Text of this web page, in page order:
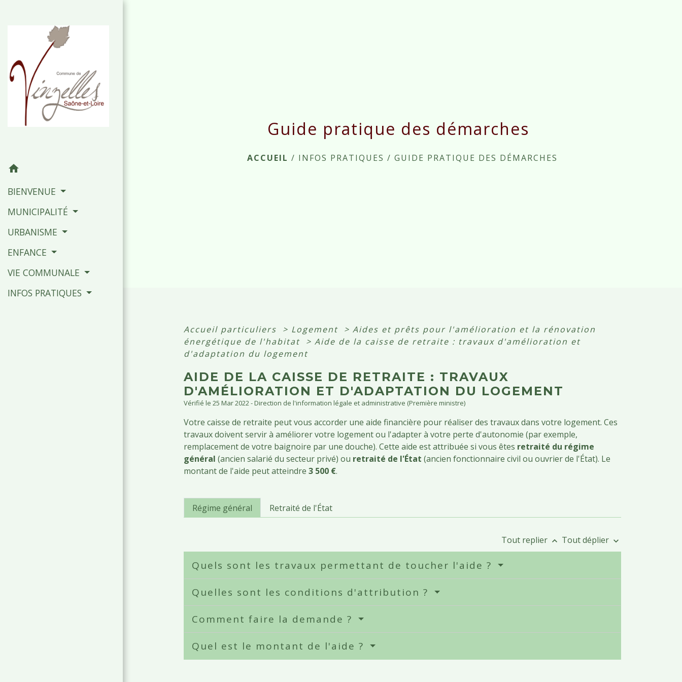
home
BIENVENUE
MUNICIPALITÉ
URBANISME
ENFANCE
VIE COMMUNALE
INFOS PRATIQUES
Guide pratique des démarches
ACCUEIL / INFOS PRATIQUES / GUIDE PRATIQUE DES DÉMARCHES
Accueil particuliers > Logement > Aides et prêts pour l'amélioration et la rénovation
énergétique de l'habitat > Aide de la caisse de retraite : travaux d'amélioration et
d'adaptation du logement
AIDE DE LA CAISSE DE RETRAITE : TRAVAUX
D'AMÉLIORATION ET D'ADAPTATION DU LOGEMENT
Vérifié le 25 Mar 2022 - Direction de l'information légale et administrative (Première ministre)
Votre caisse de retraite peut vous accorder une aide financière pour réaliser des travaux dans votre logement. Ces
travaux doivent servir à améliorer votre logement ou l'adapter à votre perte d'autonomie (par exemple,
remplacement de votre baignoire par une douche). Cette aide est attribuée si vous êtes retraité du régime
général (ancien salarié du secteur privé) ou retraité de l'État (ancien fonctionnaire civil ou ouvrier de l'État). Le
montant de l'aide peut atteindre 3 500 €.
Régime général Retraité de l'État
Tout replier keyboard_arrow_up Tout déplier keyboard_arrow_down
Quels sont les travaux permettant de toucher l'aide ?
Quelles sont les conditions d'attribution ?
Comment faire la demande ?
Quel est le montant de l'aide ?